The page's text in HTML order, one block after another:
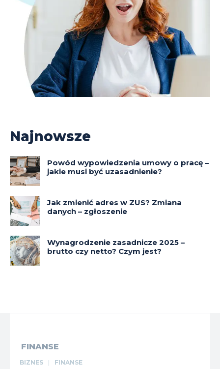
Najnowsze
Powód wypowiedzenia umowy o pracę –
jakie musi być uzasadnienie?
Jak zmienić adres w ZUS? Zmiana
danych – zgłoszenie
Wynagrodzenie zasadnicze 2025 –
brutto czy netto? Czym jest?